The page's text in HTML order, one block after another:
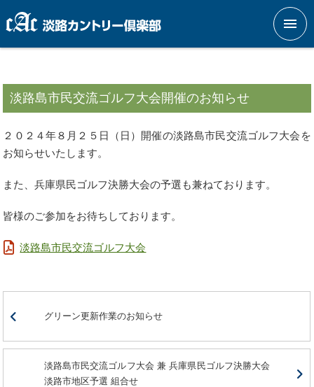
メニ
淡路島市民交流ゴルフ大会開催のお知らせ
２０２４年８月２５日（日）開催の淡路島市民交流ゴルフ大会を
お知らせいたします。
また、兵庫県民ゴルフ決勝大会の予選も兼ねております。
皆様のご参加をお待ちしております。
淡路島市民交流ゴルフ大会
グリーン更新作業のお知らせ
淡路島市民交流ゴルフ大会 兼 兵庫県民ゴルフ決勝大会
淡路市地区予選 組合せ